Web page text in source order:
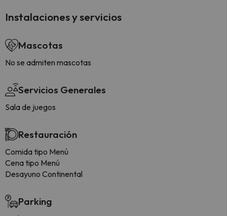
Instalaciones y servicios
Mascotas
No se admiten mascotas
Servicios Generales
Sala de juegos
Restauración
Comida tipo Menú
Cena tipo Menú
Desayuno Continental
Parking